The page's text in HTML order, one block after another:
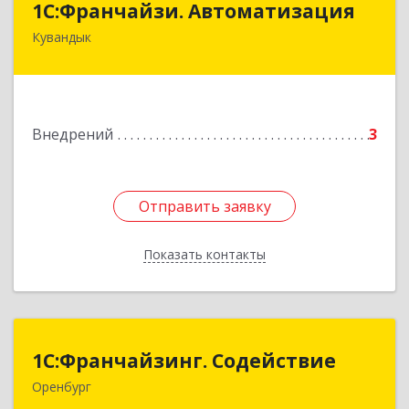
1С:Франчайзи. Автоматизация
Кувандык
Внедрений 3
Отправить заявку
Показать контакты
462220, Оренбургская обл, Кувандыкский р-н,
Отправить заявку
Назад
1С:Франчайзинг. Содействие
Оренбург
1С:Франчайзинг. Содействие